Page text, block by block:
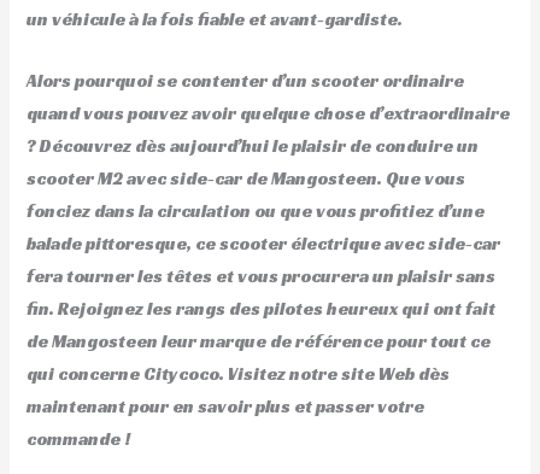
un véhicule à la fois fiable et avant-gardiste.
Alors pourquoi se contenter d’un scooter ordinaire
quand vous pouvez avoir quelque chose d’extraordinaire
? Découvrez dès aujourd’hui le plaisir de conduire un
scooter M2 avec side-car de Mangosteen. Que vous
fonciez dans la circulation ou que vous profitiez d’une
balade pittoresque, ce scooter électrique avec side-car
fera tourner les têtes et vous procurera un plaisir sans
fin. Rejoignez les rangs des pilotes heureux qui ont fait
de Mangosteen leur marque de référence pour tout ce
qui concerne Citycoco. Visitez notre site Web dès
maintenant pour en savoir plus et passer votre
commande !